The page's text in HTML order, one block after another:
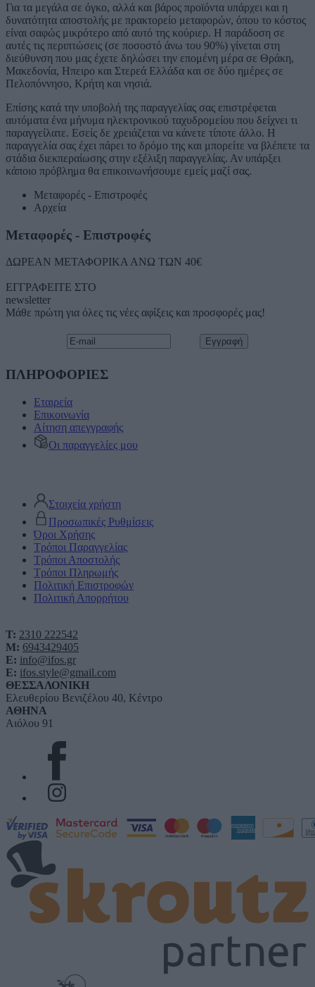
Για τα μεγάλα σε όγκο, αλλά και βάρος προϊόντα υπάρχει και η
δυνατότητα αποστολής με πρακτορείο μεταφορών, όπου το κόστος
είναι σαφώς μικρότερο από αυτό της κούριερ. Η παράδοση σε
αυτές τις περιπτώσεις (σε ποσοστό άνω του 90%) γίνεται στη
διεύθυνση που μας έχετε δηλώσει την επομένη μέρα σε Θράκη,
Μακεδονία, Ηπειρο και Στερεά Ελλάδα και σε δύο ημέρες σε
Πελοπόννησο, Κρήτη και νησιά.
Επίσης κατά την υποβολή της παραγγελίας σας επιστρέφεται
αυτόματα ένα μήνυμα ηλεκτρονικού ταχυδρομείου που δείχνει τι
παραγγείλατε. Εσείς δε χρειάζεται να κάνετε τίποτε άλλο. Η
παραγγελία σας έχει πάρει το δρόμο της και μπορείτε να βλέπετε τα
στάδια διεκπεραίωσης στην εξέλιξη παραγγελίας. Αν υπάρξει
κάποιο πρόβλημα θα επικοινωνήσουμε εμείς μαζί σας.
Μεταφορές - Επιστροφές
Αρχεία
Μεταφορές - Επιστροφές
ΔΩΡΕΑΝ ΜΕΤΑΦΟΡΙΚΑ ΑΝΩ ΤΩΝ 40€
ΕΓΓΡΑΦΕΙΤΕ ΣΤΟ
newsletter
Μάθε πρώτη για όλες τις νέες αφίξεις και προσφορές μας!
ΠΛΗΡΟΦΟΡΙΕΣ
Εταιρεία
Επικοινωνία
Αίτηση απεγγραφής
Οι παραγγελίες μου
Στοιχεία χρήστη
Προσωπικές Ρυθμίσεις
Όροι Χρήσης
Τρόποι Παραγγελίας
Τρόποι Αποστολής
Τρόποι Πληρωμής
Πολιτική Επιστροφών
Πολιτική Απορρήτου
T: 2310 222542
M: 6943429405
E: info@ifos.gr
E: ifos.style@gmail.com
ΘΕΣΣΑΛΟΝΙΚΗ
Ελευθερίου Βενιζέλου 40, Κέντρο
ΑΘΗΝΑ
Αιόλου 91